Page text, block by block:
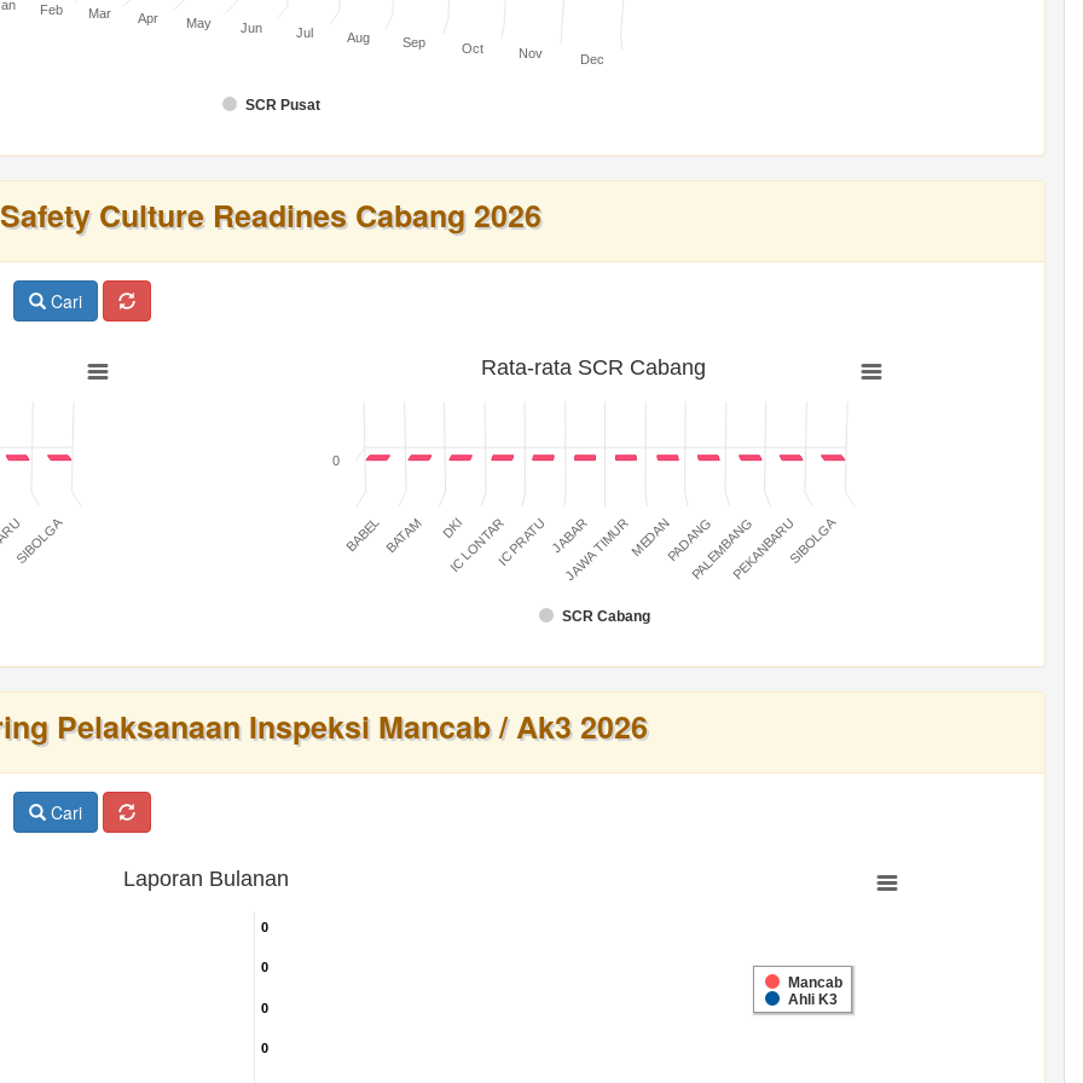
SCR Pusat
Feb Mar Apr May Jun Jul Aug Sep Oct Nov Dec
Safety Culture Readines Cabang 2026
Cari
SIBOLGA
Rata-rata SCR Cabang
SCR Cabang
BABELBATAM DKI
IC LONTARIC PRATU JABAR
JAWA TIMURMEDANPADANGPALEMBANGPEKANBARUSIBOLGA
0
Pelaksanaan Inspeksi Mancab / Ak3 2026
Cari
Laporan Bulanan
0
0
0
0
0
0
0
0
Mancab
Ahli K3